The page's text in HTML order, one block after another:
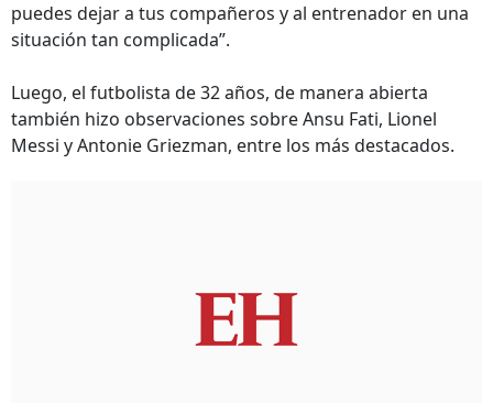
puedes dejar a tus compañeros y al entrenador en una
situación tan complicada”.
Luego, el futbolista de 32 años, de manera abierta
también hizo observaciones sobre Ansu Fati, Lionel
Messi y Antonie Griezman, entre los más destacados.